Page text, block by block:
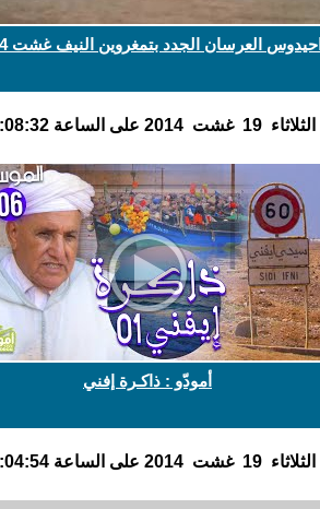
احيدوس العرسان الجدد بتمغروين النيف غشت 2014
الثلاثاء 19 غشت 2014 على الساعة 02:08:32
أمودّو : ذاكـرة إفني
الثلاثاء 19 غشت 2014 على الساعة 00:04:54